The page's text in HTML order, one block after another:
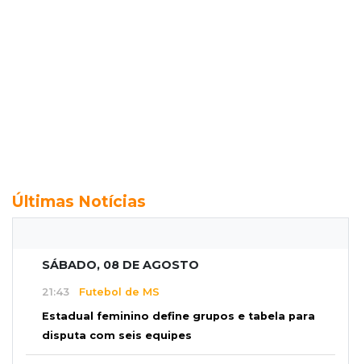
Últimas Notícias
SÁBADO, 08 DE AGOSTO
21:43 Futebol de MS
Estadual feminino define grupos e tabela para
disputa com seis equipes